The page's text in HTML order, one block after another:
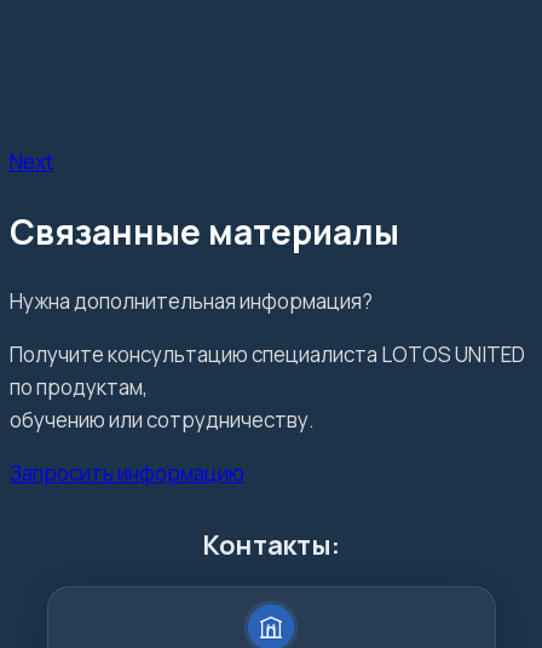
Next
Связанные материалы
Нужна дополнительная информация?
Получите консультацию специалиста LOTOS UNITED
по продуктам,
обучению или сотрудничеству.
Запросить информацию
Контакты: